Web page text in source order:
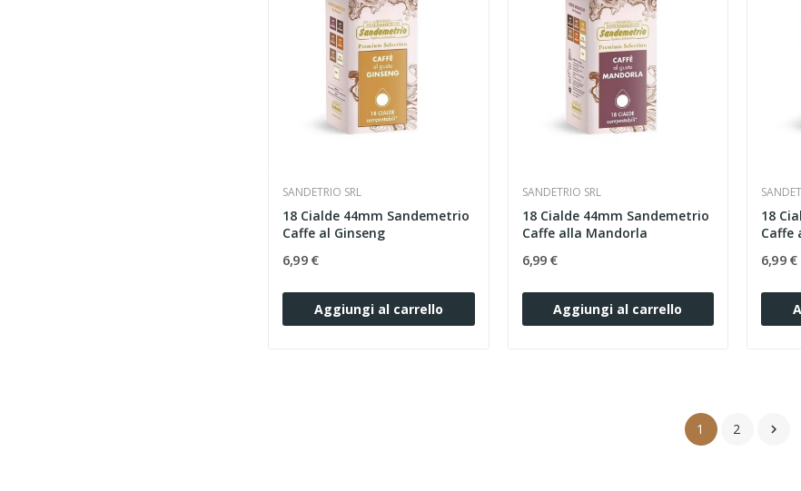
SANDETRIO SRL
18 Cialde 44mm Sandemetrio
Caffe al Ginseng
6,99 €
Aggiungi al carrello
SANDETRIO SRL
18 Cialde 44mm Sandemetrio
Caffe alla Mandorla
6,99 €
Aggiungi al carrello
18
Caffe
6,99 €
1 2 